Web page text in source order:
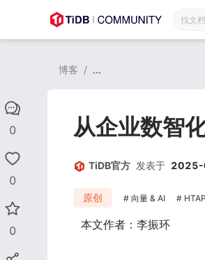
0
0
0
博客 / ...
从企业数智
TiDB官方 发表于
原创 向量 & AI HTAP
本文作者：李振环